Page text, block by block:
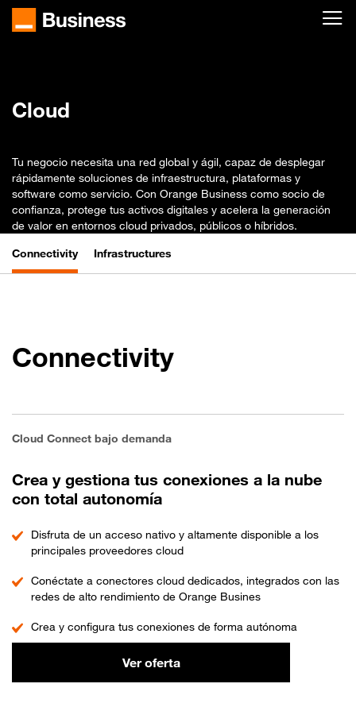
Skip to main content
Cloud
Tu negocio necesita una red global y ágil, capaz de desplegar
rápidamente soluciones de infraestructura, plataformas y
software como servicio. Con Orange Business como socio de
confianza, protege tus activos digitales y acelera la generación
de valor en entornos cloud privados, públicos o híbridos.
Connectivity Infrastructures
Connectivity
Cloud Connect bajo demanda
Crea y gestiona tus conexiones a la nube
con total autonomía
Disfruta de un acceso nativo y altamente disponible a los
principales proveedores cloud
Conéctate a conectores cloud dedicados, integrados con las
redes de alto rendimiento de Orange Busines
Crea y configura tus conexiones de forma autónoma
Ver oferta